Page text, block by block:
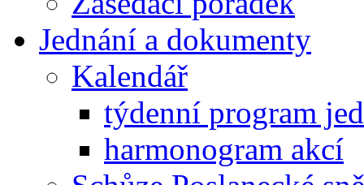
Jednání a dokumenty
Kalendář
týdenní program
harmonogram akcí